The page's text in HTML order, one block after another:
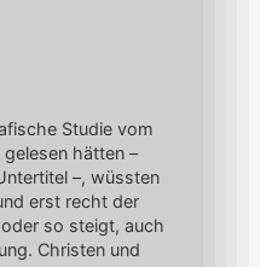
Studie vom
hätten –
–, wüssten
erst recht der
so steigt, auch
Christen und